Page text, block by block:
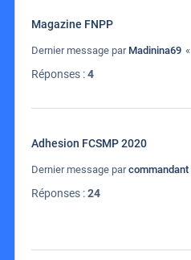
Magazine FNPP
Dernier message par Madinina69 «
Réponses :4
Adhesion FCSMP 2020
Dernier message parcommandant
Réponses :24